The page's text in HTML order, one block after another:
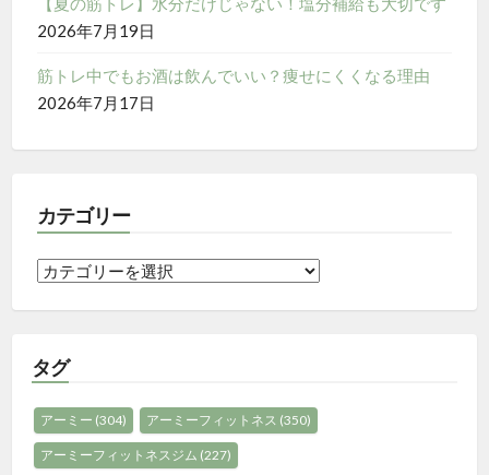
2026年7月19日
筋トレ中でもお酒は飲んでいい？痩せにくくなる理由
2026年7月17日
カテゴリー
カ
ー
タグ
アーミー (304) アーミーフィットネス (350)
アーミーフィットネスジム (227)